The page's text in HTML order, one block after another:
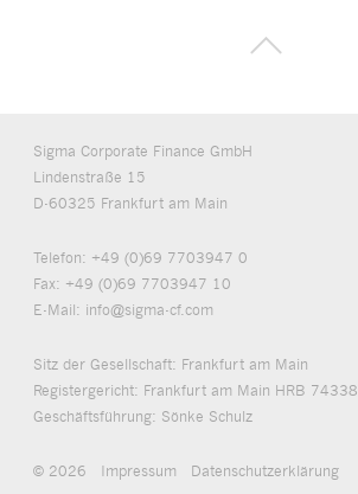
Sigma Corporate Finance GmbH
Lindenstraße 15
D-60325 Frankfurt am Main
Telefon: +49 (0)69 7703947 0
Fax: +49 (0)69 7703947 10
E-Mail: info@sigma-cf.com
Sitz der Gesellschaft: Frankfurt am Main
Registergericht: Frankfurt am Main HRB 74338
Geschäftsführung: Sönke Schulz
© 2026 Impressum Datenschutzerklärung